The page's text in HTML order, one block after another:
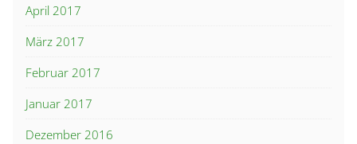
April 2017
März 2017
Februar 2017
Januar 2017
Dezember 2016